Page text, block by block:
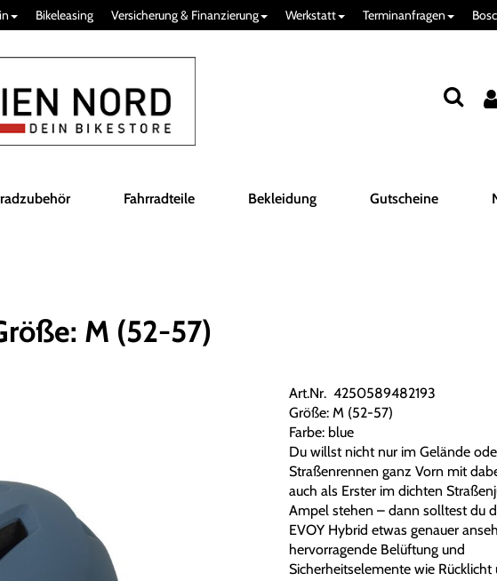
Bikeleasing Versicherung & Finanzierung Werkstatt Terminanfragen
Fahrradteile Bekleidung Gutscheine
M (52-57)
Art.Nr. 4250589482193
Größe: M (52-57)
Farbe: blue
Du willst nicht nur im Gelände
Straßenrennen ganz Vorn mit
auch als Erster im dichten
Ampel stehen – dann solltest du
EVOY Hybrid etwas genauer
hervorragende Belüftung und
Sicherheitselemente wie Rücklicht